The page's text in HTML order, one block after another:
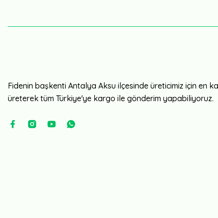
Fidenin başkenti Antalya Aksu ilçesinde üreticimiz için en
üreterek tüm Türkiye'ye kargo ile gönderim yapabiliyoruz.